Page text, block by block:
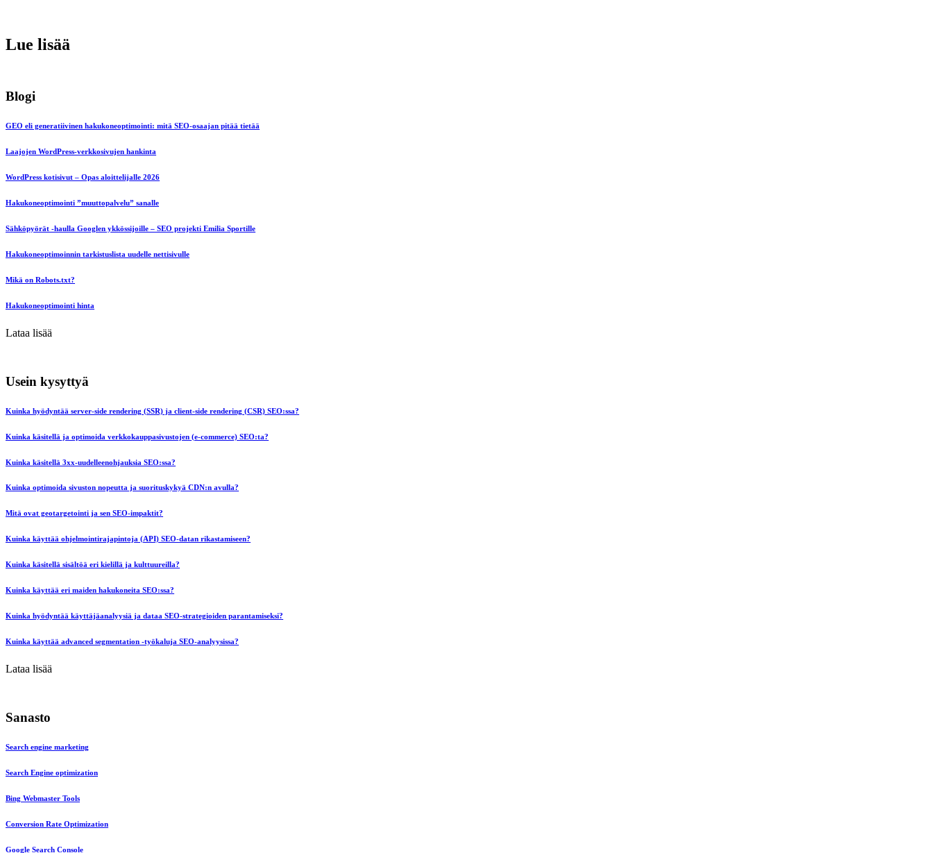
Lue lisää
Blogi
GEO eli generatiivinen hakukoneoptimointi: mitä SEO-osaajan pitää tietää
Laajojen WordPress-verkkosivujen hankinta
WordPress kotisivut – Opas aloittelijalle 2026
Hakukoneoptimointi ”muuttopalvelu” sanalle
Sähköpyörät -haulla Googlen ykkössijoille – SEO projekti Emilia Sportille
Hakukoneoptimoinnin tarkistuslista uudelle nettisivulle
Mikä on Robots.txt?
Hakukoneoptimointi hinta
Lataa lisää
Usein kysyttyä
Kuinka hyödyntää server-side rendering (SSR) ja client-side rendering (CSR) SEO:ssa?
Kuinka käsitellä ja optimoida verkkokauppasivustojen (e-commerce) SEO:ta?
Kuinka käsitellä 3xx-uudelleenohjauksia SEO:ssa?
Kuinka optimoida sivuston nopeutta ja suorituskykyä CDN:n avulla?
Mitä ovat geotargetointi ja sen SEO-impaktit?
Kuinka käyttää ohjelmointirajapintoja (API) SEO-datan rikastamiseen?
Kuinka käsitellä sisältöä eri kielillä ja kulttuureilla?
Kuinka käyttää eri maiden hakukoneita SEO:ssa?
Kuinka hyödyntää käyttäjäanalyysiä ja dataa SEO-strategioiden parantamiseksi?
Kuinka käyttää advanced segmentation -työkaluja SEO-analyysissa?
Lataa lisää
Sanasto
Search engine marketing
Search Engine optimization
Bing Webmaster Tools
Conversion Rate Optimization
Google Search Console